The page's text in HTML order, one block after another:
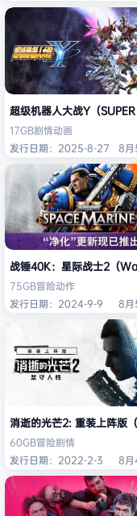
超级机器人大战Y（
17GB剧情动画
发行日期：2025-8-27
8月
战锤40K：星际战士2（
75GB冒险动作
发行日期：2024-9-9
8月
消逝的光芒2: 重装上阵
60GB冒险剧情
发行日期：2022-2-3
8月